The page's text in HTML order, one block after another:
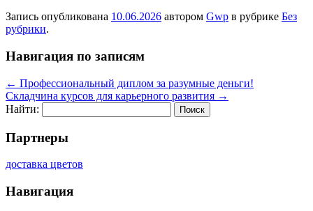
Запись опубликована 10.06.2026 автором Gwp в рубрике Без
рубрики.
Навигация по записям
← Профессиональный диплом за разумные деньги!
Складчина курсов для карьерного развития →
Найти:
Партнеры
доставка цветов
Навигация